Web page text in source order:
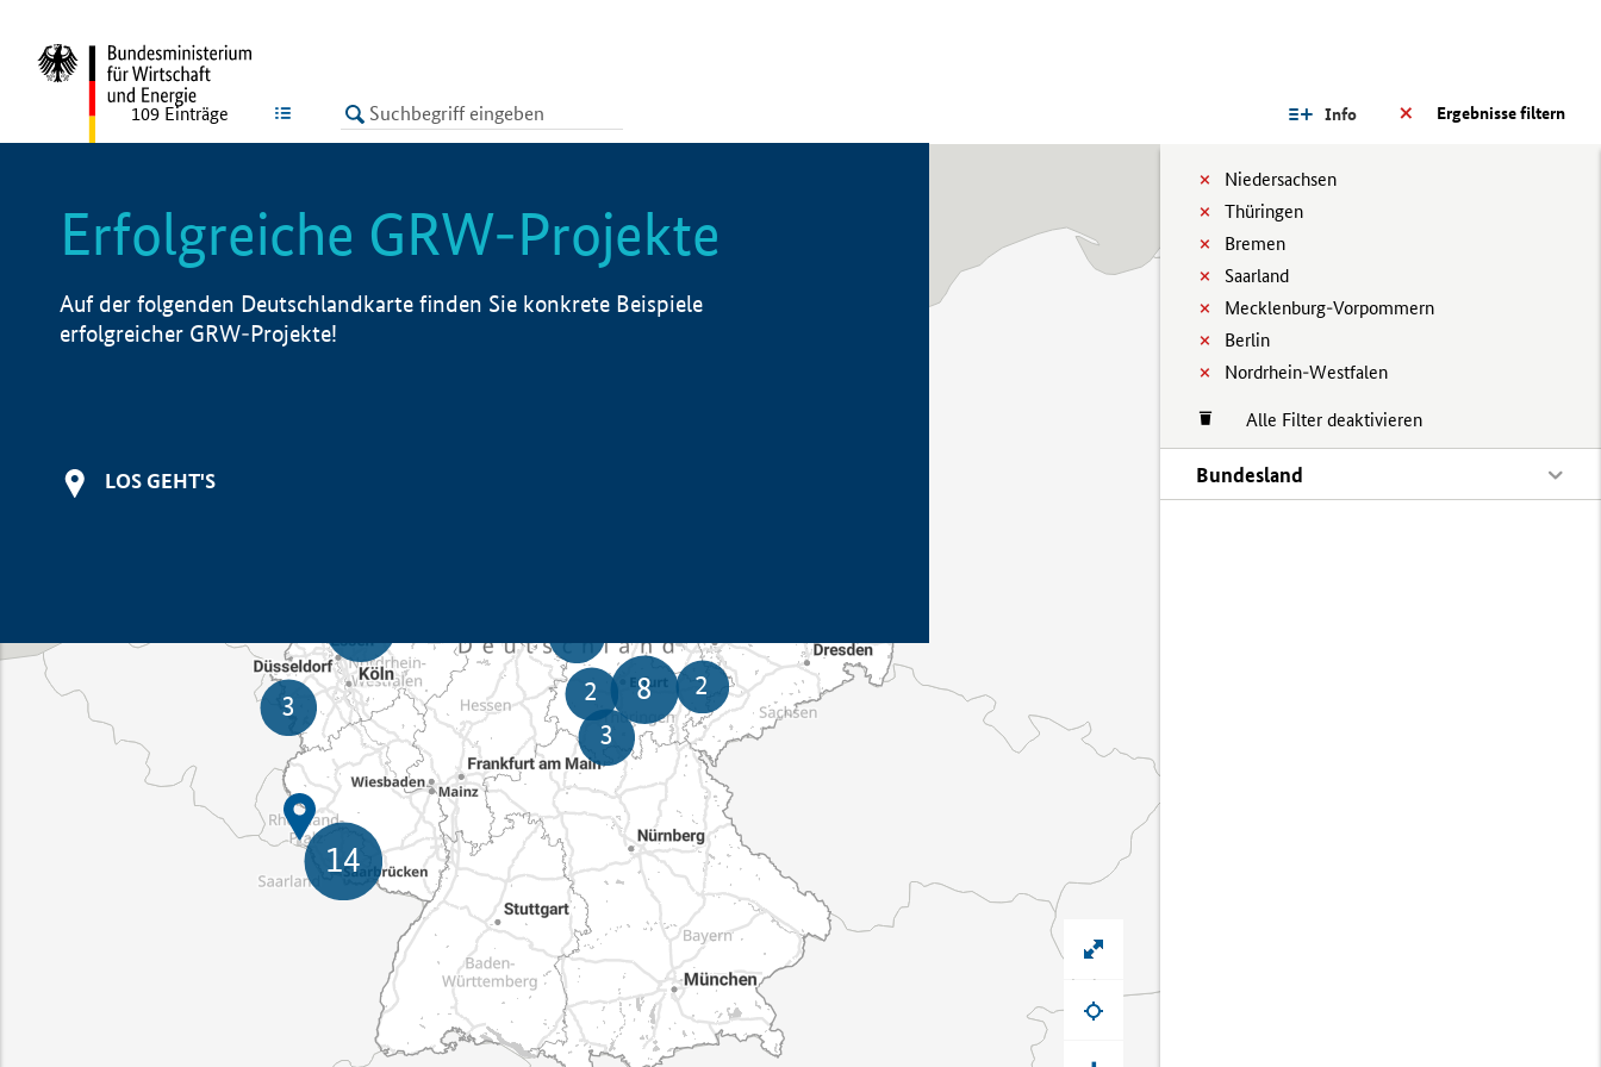
LISTE Ergebnisse filtern
Info
Niedersachsen
Thüringen
Bremen
Saarland
Mecklenburg-Vorpommern
Berlin
Nordrhein-Westfalen
Alle Filter deaktivieren
Bundesland
109 Einträge
Erfolgreiche GRW-Projekte
Auf der folgenden Deutschlandkarte finden Sie konkrete Beispiele
erfolgreicher GRW-Projekte!
LOS GEHT'S